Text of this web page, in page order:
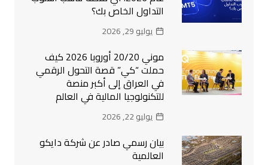
التداول الخاص بك؟
يوليو 29, 2026
موني 20/20 أوروبا 2026 كيف
حملت “كي” قصة التحول الرقمي
في العراق إلى أكبر منصة
للتكنولوجيا المالية في العالم
يوليو 22, 2026
بيان رسمي صادر عن شركة دايكو
العالمية